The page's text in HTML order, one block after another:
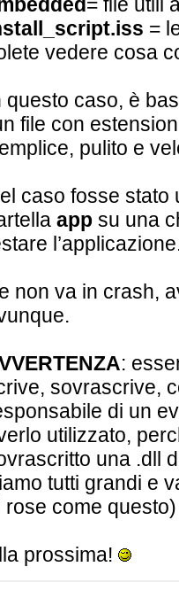
=
vedere cosa
questo caso, è
file con
pulito e
caso fosse stato
app su una
non va in crash,
:
sovrascrive,
di un
utilizzato,
una .dll
tutti grandi e
rose come
prossima!